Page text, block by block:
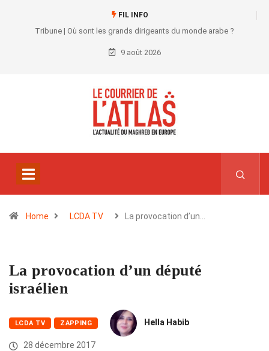
FIL INFO
Tribune | Où sont les grands dirigeants du monde arabe ?
9 août 2026
Home LCDA TV La provocation d’un…
La provocation d’un député
israélien
LCDA TV ZAPPING Hella Habib
28 décembre 2017